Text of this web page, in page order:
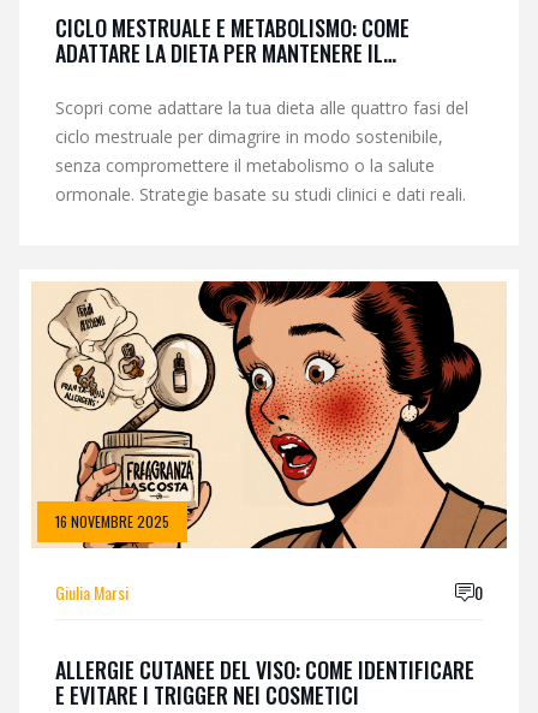
CICLO MESTRUALE E METABOLISMO: COME
ADATTARE LA DIETA PER MANTENERE IL
Scopri come adattare la tua dieta alle quattro fasi del
ciclo mestruale per dimagrire in modo sostenibile,
senza compromettere il metabolismo o la salute
ormonale. Strategie basate su studi clinici e dati reali.
16 NOVEMBRE 2025
Giulia Marsi 0
ALLERGIE CUTANEE DEL VISO: COME IDENTIFICARE
E EVITARE I TRIGGER NEI COSMETICI